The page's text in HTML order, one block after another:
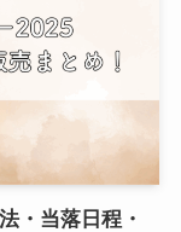
・当落日程・